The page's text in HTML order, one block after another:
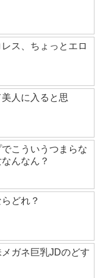
レス、ちょっとエロ
美人に入ると思
でこういうつまらな
んなん？
どれ？
メガネ巨乳JDのどす